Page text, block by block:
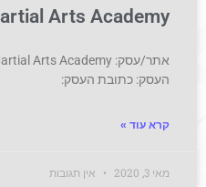
Arts Academy
העסק: כתובת העסק:
קרא עוד »
מאי 3, 2020 אין תגובות